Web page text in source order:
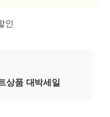
인
상품 대박세일